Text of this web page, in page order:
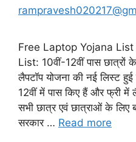
Free Laptop Yojana
List: 10वीं-12वीं पास छात्रों
लैपटॉप योजना की नई लिस्ट
12वीं में पास किए हैं और फ्री में
सभी छात्र एवं छात्राओं के लिए
सरकार … Read more